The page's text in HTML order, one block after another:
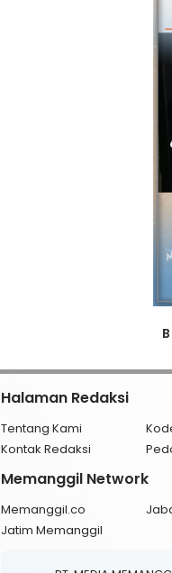
Halaman Redaksi
Tentang Kami
Kontak Redaksi
Memanggil Network
Memanggil.co
Jatim Memanggil